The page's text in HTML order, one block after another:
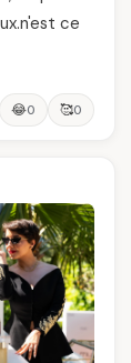
ce
😂0 🥰0